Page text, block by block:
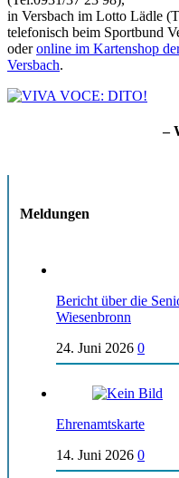
in Versbach im Lotto Lädle
telefonisch beim Sportbund
oderonline im Kartenshop
Versbach.
–
Meldungen
Bericht über die
Wiesenbronn
24. Juni 2026 0
Ehrenamtskarte
14. Juni 2026 0